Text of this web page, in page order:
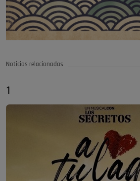
Noticias relacionadas
1